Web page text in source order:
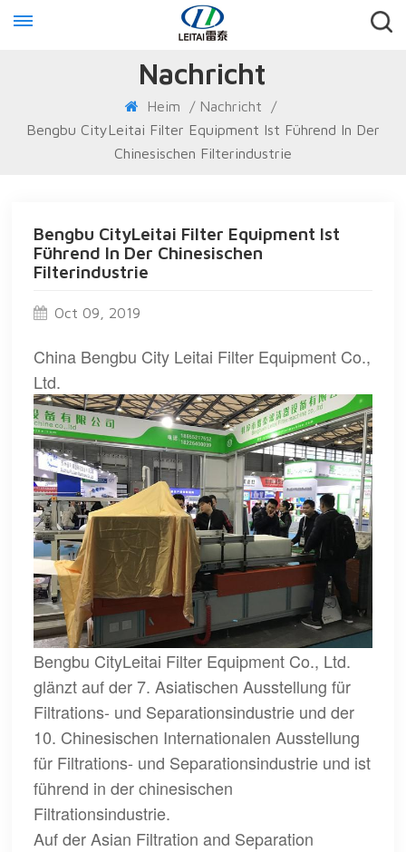
Nachricht
Heim / Nachricht
/
Bengbu CityLeitai Filter Equipment Ist Führend In Der
Chinesischen Filterindustrie
Bengbu CityLeitai Filter Equipment Ist
Führend In Der Chinesischen
Filterindustrie
Oct 09, 2019
China Bengbu City Leitai Filter Equipment Co.,
Ltd.
Bengbu CityLeitai Filter Equipment Co., Ltd.
glänzt auf der 7. Asiatischen Ausstellung für
Filtrations- und Separationsindustrie und der
10. Chinesischen Internationalen Ausstellung
für Filtrations- und Separationsindustrie und ist
führend in der chinesischen
Filtrationsindustrie.
Auf der Asian Filtration and Separation